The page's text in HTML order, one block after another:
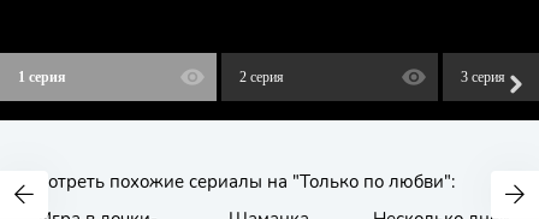
1 серия 2 серия 3 серия
Смотреть похожие сериалы на "Только по любви":